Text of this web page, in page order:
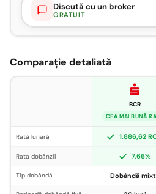
Discută cu un broker
GRATUIT
Comparație detaliată
BCR
CEA MAI BUNĂ
Rată lunară 1.886,62
Rata dobânzii 7,66%
Tip dobândă Dobândă